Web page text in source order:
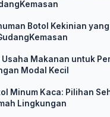
Botol Kekinian
Usaha Makanan untuk
Modal Kecil
Minum Kaca: Pilihan
Lingkungan